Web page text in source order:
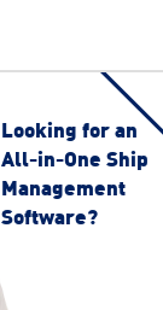
Looking for an
All-in-One Ship
Management
Software?